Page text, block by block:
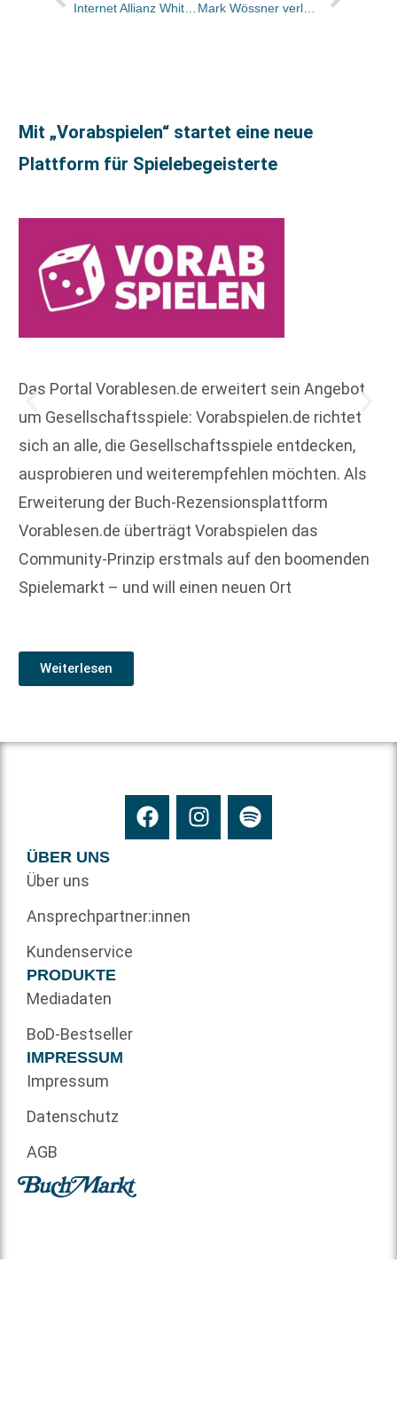
Internet Allianz Whitaker/Frankfurter Buchmesse
Mit „Vorabspielen“ startet eine neue
Plattform für Spielebegeisterte
Das Portal Vorablesen.de erweitert sein Angebot
um Gesellschaftsspiele: Vorabspielen.de richtet
sich an alle, die Gesellschaftsspiele entdecken,
ausprobieren und weiterempfehlen möchten. Als
Erweiterung der Buch-Rezensionsplattform
Vorablesen.de überträgt Vorabspielen das
Community-Prinzip erstmals auf den boomenden
Spielemarkt – und will einen neuen Ort
Weiterlesen
ÜBER UNS
Über uns
Ansprechpartner:innen
Kundenservice
PRODUKTE
Mediadaten
BoD-Bestseller
IMPRESSUM
Impressum
Datenschutz
AGB